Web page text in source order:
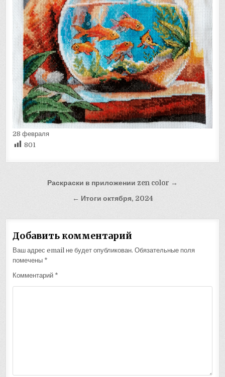
28 февраля
801
НавигацияРаскраски в приложении zen color →
← Итоги октября, 2024
Добавить комментарий
Ваш адрес email не будет опубликован. Обязательные поля
помечены *
Комментарий *